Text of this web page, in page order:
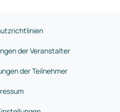
der Veranstalter
der Teilnehmer